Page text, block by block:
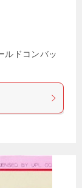
ルドコンバッ